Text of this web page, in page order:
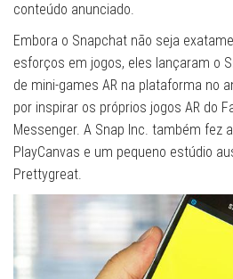
conteúdo anunciado.
Embora o Snapchat não seja
esforços em jogos, eles lançaram o
de mini-games AR na plataforma no
por inspirar os próprios jogos AR do
Messenger. A Snap Inc. também fez
PlayCanvas e um pequeno estúdio
Prettygreat.